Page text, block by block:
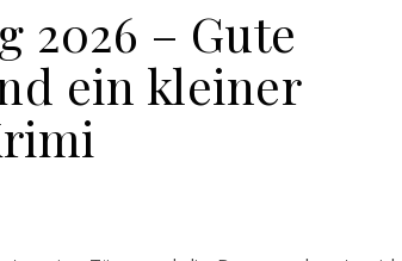
2026 – Gute
ein kleiner